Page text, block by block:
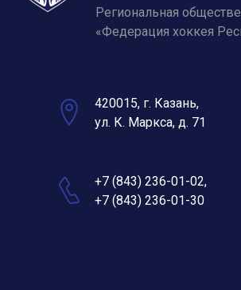
Региональная
«Федерация хоккея
420015, г. Казань,
ул. К. Маркса, д. 71
+7 (843) 236-01-02,
+7 (843) 236-01-30